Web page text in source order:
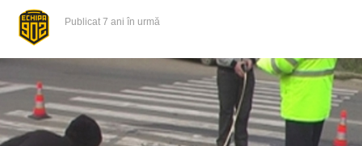
Publicat 7 ani în urmă